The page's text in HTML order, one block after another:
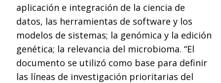
aplicación e integración de la ciencia de
datos, las herramientas de software y los
modelos de sistemas; la genómica y la edición
genética; la relevancia del microbioma. “El
documento se utilizó como base para definir
las líneas de investigación prioritarias del